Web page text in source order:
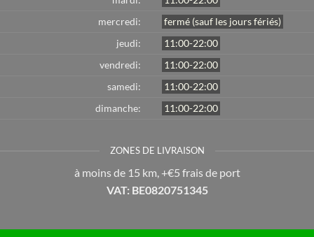
mercredi:
fermé (sauf les jours fériés)
jeudi:
11:00-22:00
vendredi:
11:00-22:00
samedi:
11:00-22:00
dimanche:
11:00-22:00
ZONES DE LIVRAISON
à moins de 15 km, +€5 frais de port
VAT: BE0820751345